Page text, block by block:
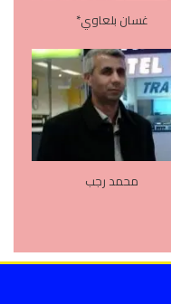
غسان بلعاوي*
محمد رجب